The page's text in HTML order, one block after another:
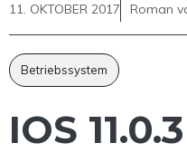
11. OKTOBER 2017 Roman
Betriebssystem
IOS